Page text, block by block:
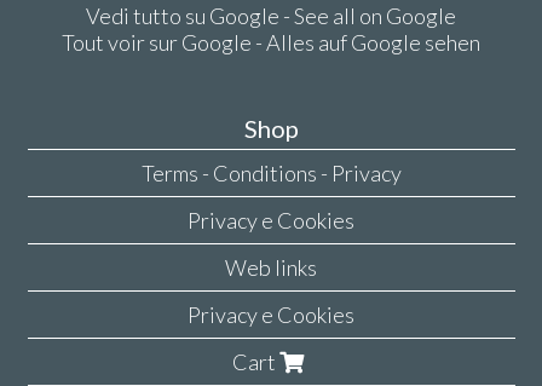
Vedi tutto su Google - See all on Google
Tout voir sur Google - Alles auf Google sehen
Shop
Terms - Conditions - Privacy
Privacy e Cookies
Web links
Privacy e Cookies
Cart